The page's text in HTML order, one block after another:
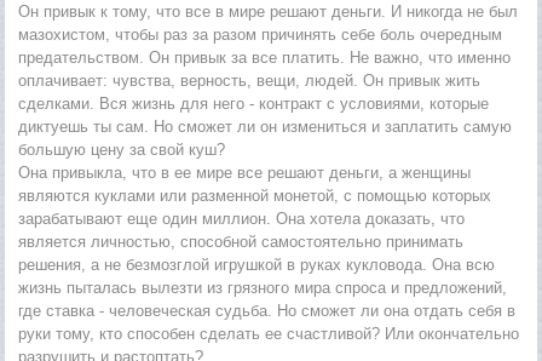
Он привык к тому, что все в мире решают деньги. И никогда не был
мазохистом, чтобы раз за разом причинять себе боль очередным
предательством. Он привык за все платить. Не важно, что именно
оплачивает: чувства, верность, вещи, людей. Он привык жить
сделками. Вся жизнь для него - контракт с условиями, которые
диктуешь ты сам. Но сможет ли он измениться и заплатить самую
большую цену за свой куш?
Она привыкла, что в ее мире все решают деньги, а женщины
являются куклами или разменной монетой, с помощью которых
зарабатывают еще один миллион. Она хотела доказать, что
является личностью, способной самостоятельно принимать
решения, а не безмозглой игрушкой в руках кукловода. Она всю
жизнь пыталась вылезти из грязного мира спроса и предложений,
где ставка - человеческая судьба. Но сможет ли она отдать себя в
руки тому, кто способен сделать ее счастливой? Или окончательно
разрушить и растоптать?